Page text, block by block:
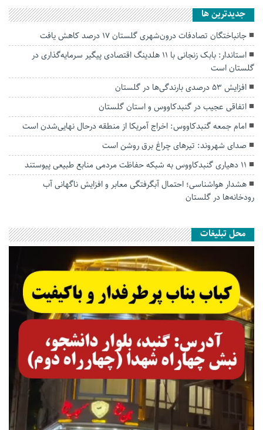
جديدترين ها
جانباختگان تصادفات درون‌شهری گلستان ۱۷ درصد کاهش یافت
استاندار: بابک زنجانی با ۱۱ هلدینگ اقتصادی پیگیر سرمایه‌گذاری در
گلستان است
افزایش ۵۳ درصدی بارندگی‌ها در گلستان
اتفاقی عجیب در‌ گنبدکاووس و استان گلستان
امام جمعه گنبدکاووس: اخراج آمریکا از منطقه درحال نهایی‌شدن است
صدای شهروند: تیرهای چراغ برق روشن است
۱۱ دهیاری گنبدکاووس به شبکه حفاظت مردمی منابع طبیعی پیوستند
هشدار هواشناسی؛ احتمال آبگرفتگی معابر و افزایش ناگهانی آب
رودخانه‌ها در گلستان
محل تبلیغات